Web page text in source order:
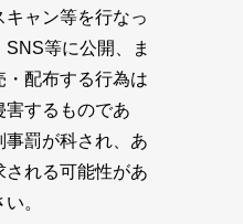
ャン等を行なっ
等に公開、ま
・配布する行為は
害するものであ
事罰が科され、あ
される可能性があ
。